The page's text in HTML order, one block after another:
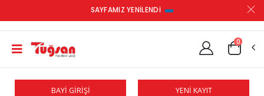
SAYFAMIZ YENİLENDİ
0
BAYİ GİRİŞİ YENİ KAYIT